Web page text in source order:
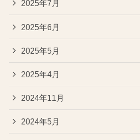
2025年7月
2025年6月
2025年5月
2025年4月
2024年11月
2024年5月